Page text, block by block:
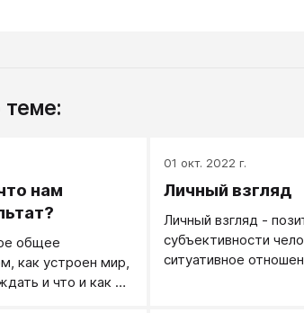
нам
общее
как устроен мир,
и что и как в
01 окт. 2022 г.
Личный взгляд
​​​​​​​​​​​​​​Личный взгляд -
субъективности
ситуативное